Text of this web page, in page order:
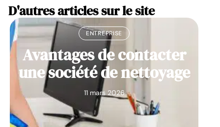
D'autres articles sur le site
ENTREPRISE
Avantages de contacter
une société de nettoyage
11 mars 2026